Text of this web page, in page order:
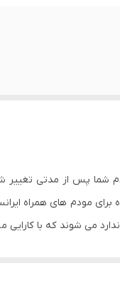
شما پس از مدتی
می شوند که با